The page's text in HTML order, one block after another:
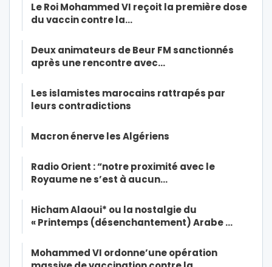
Le Roi Mohammed VI reçoit la première dose
du vaccin contre la…
Deux animateurs de Beur FM sanctionnés
après une rencontre avec…
Les islamistes marocains rattrapés par
leurs contradictions
Macron énerve les Algériens
Radio Orient : “notre proximité avec le
Royaume ne s’est à aucun…
Hicham Alaoui* ou la nostalgie du
« Printemps (désenchantement) Arabe …
Mohammed VI ordonne’une opération